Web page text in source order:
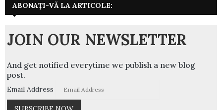
ABONAȚI-VĂ LA ARTICOLE:
JOIN OUR NEWSLETTER
And get notified everytime we publish a new blog
post.
Email Address